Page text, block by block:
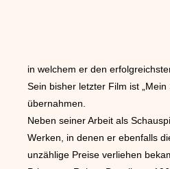
in welchem er den
Sein bisher letzter Film ist
übernahmen.
Neben seiner Arbeit als
Werken, in denen er ebenfalls
unzählige Preise verliehen